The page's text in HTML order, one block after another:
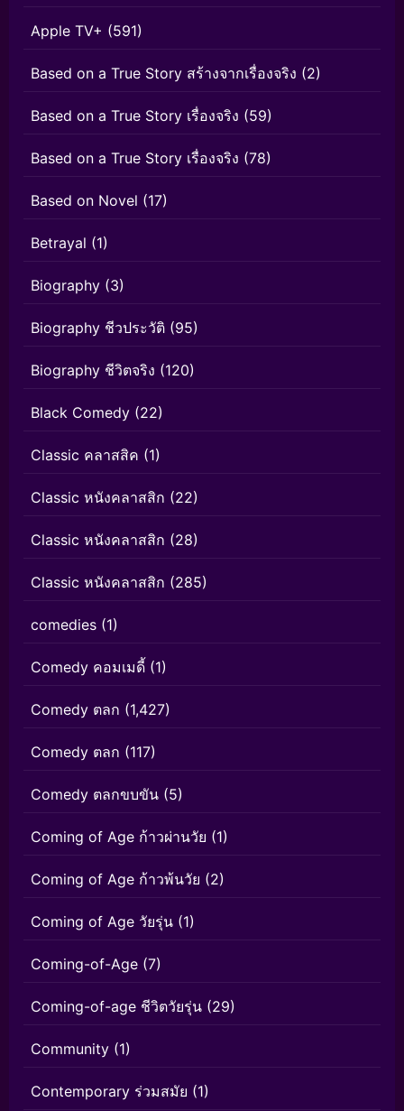
Apple TV+ (591)
Based on a True Story สร้างจากเรื่องจริง (2)
Based on a True Story เรื่องจริง (59)
Based on a True Story เรื่องจริง (78)
Based on Novel (17)
Betrayal (1)
Biography (3)
Biography ชีวประวัติ (95)
Biography ชีวิตจริง (120)
Black Comedy (22)
Classic คลาสสิค (1)
Classic หนังคลาสสิก (22)
Classic หนังคลาสสิก (28)
Classic หนังคลาสสิก (285)
comedies (1)
Comedy คอมเมดี้ (1)
Comedy ตลก (1,427)
Comedy ตลก (117)
Comedy ตลกขบขัน (5)
Coming of Age ก้าวผ่านวัย (1)
Coming of Age ก้าวพ้นวัย (2)
Coming of Age วัยรุ่น (1)
Coming-of-Age (7)
Coming-of-age ชีวิตวัยรุ่น (29)
Community (1)
Contemporary ร่วมสมัย (1)